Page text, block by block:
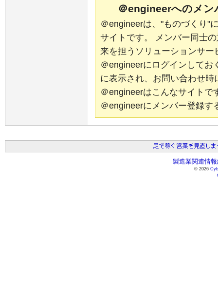
＠engineerへのメン
＠engineerは、"ものづくり"
サイトです。 メンバー同士
来を担うソリューションサ
＠engineerにログインしてお
に表示され、お問い合わせ時
＠engineerはこんなサイ
＠engineerにメンバー登
製造業関連情
© 2026